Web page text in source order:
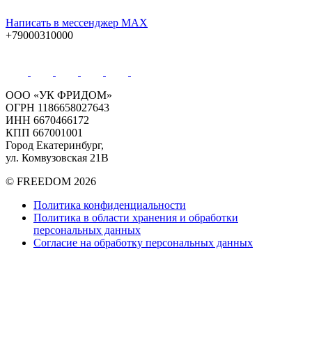
Написать в мессенджер MAX
+79000310000
ООО «УК ФРИДОМ»
ОГРН 1186658027643
ИНН 6670466172
КПП 667001001
Город Екатеринбург,
ул. Комвузовская 21В
© FREEDOM 2026
Политика конфиденциальности
Политика в области хранения и обработки
персональных данных
Согласие на обработку персональных данных